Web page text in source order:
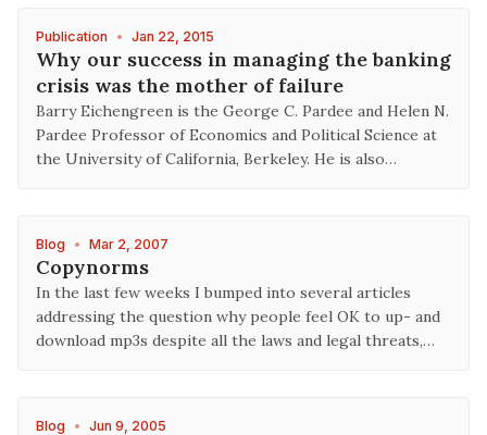
Publication • Jan 22, 2015
Why our success in managing the banking
crisis was the mother of failure
Barry Eichengreen is the George C. Pardee and Helen N.
Pardee Professor of Economics and Political Science at
the University of California, Berkeley. He is also…
Blog • Mar 2, 2007
Copynorms
In the last few weeks I bumped into several articles
addressing the question why people feel OK to up- and
download mp3s despite all the laws and legal threats,…
Blog • Jun 9, 2005